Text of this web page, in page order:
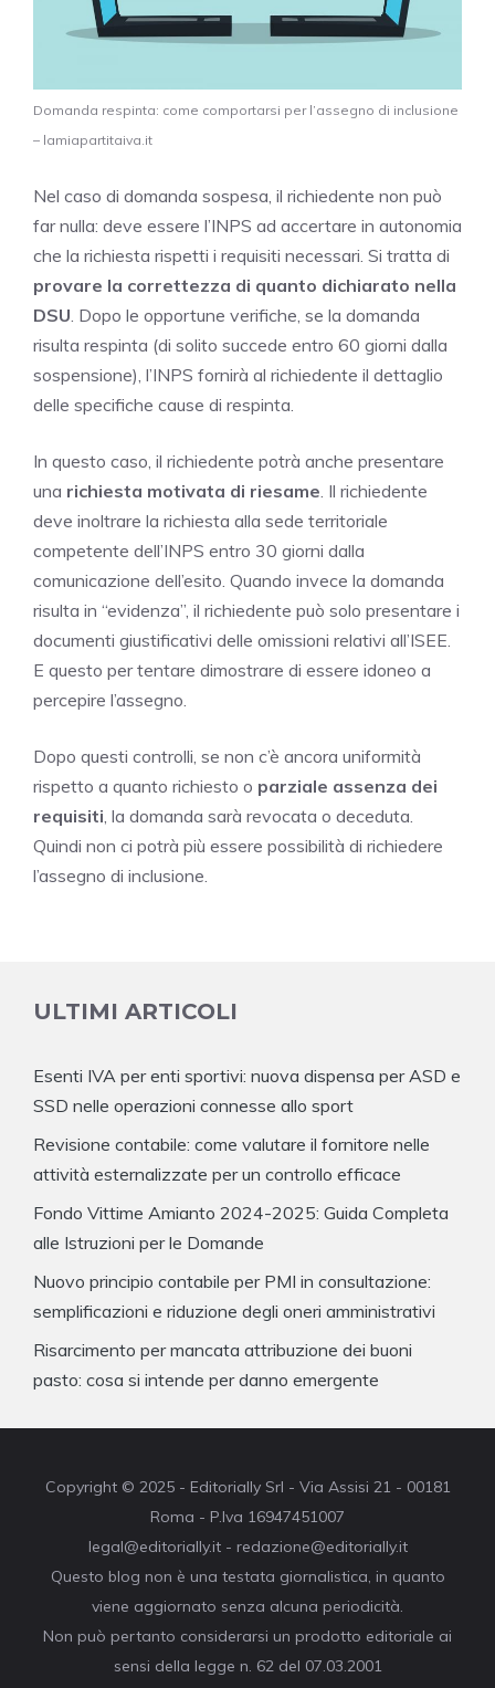
Domanda respinta: come comportarsi per l’assegno di inclusione
– lamiapartitaiva.it
Nel caso di domanda sospesa, il richiedente non può
far nulla: deve essere l’INPS ad accertare in autonomia
che la richiesta rispetti i requisiti necessari. Si tratta di
provare la correttezza di quanto dichiarato nella
DSU. Dopo le opportune verifiche, se la domanda
risulta respinta (di solito succede entro 60 giorni dalla
sospensione), l’INPS fornirà al richiedente il dettaglio
delle specifiche cause di respinta.
In questo caso, il richiedente potrà anche presentare
una richiesta motivata di riesame. Il richiedente
deve inoltrare la richiesta alla sede territoriale
competente dell’INPS entro 30 giorni dalla
comunicazione dell’esito. Quando invece la domanda
risulta in “evidenza”, il richiedente può solo presentare i
documenti giustificativi delle omissioni relativi all’ISEE.
E questo per tentare dimostrare di essere idoneo a
percepire l’assegno.
Dopo questi controlli, se non c’è ancora uniformità
rispetto a quanto richiesto o parziale assenza dei
requisiti, la domanda sarà revocata o deceduta.
Quindi non ci potrà più essere possibilità di richiedere
l’assegno di inclusione.
ULTIMI ARTICOLI
Esenti IVA per enti sportivi: nuova dispensa per ASD e
SSD nelle operazioni connesse allo sport
Revisione contabile: come valutare il fornitore nelle
attività esternalizzate per un controllo efficace
Fondo Vittime Amianto 2024-2025: Guida Completa
alle Istruzioni per le Domande
Nuovo principio contabile per PMI in consultazione:
semplificazioni e riduzione degli oneri amministrativi
Risarcimento per mancata attribuzione dei buoni
pasto: cosa si intende per danno emergente
Copyright © 2025 - Editorially Srl - Via Assisi 21 - 00181
Roma - P.Iva 16947451007
legal@editorially.it - redazione@editorially.it
Questo blog non è una testata giornalistica, in quanto
viene aggiornato senza alcuna periodicità.
Non può pertanto considerarsi un prodotto editoriale ai
sensi della legge n. 62 del 07.03.2001